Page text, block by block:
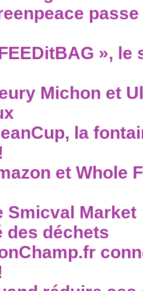
», le
Michon et
la
et Whole
Smicval
des déchets